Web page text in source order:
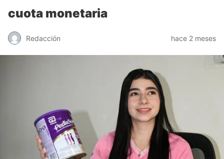
cuota monetaria
Redacción hace 2 meses